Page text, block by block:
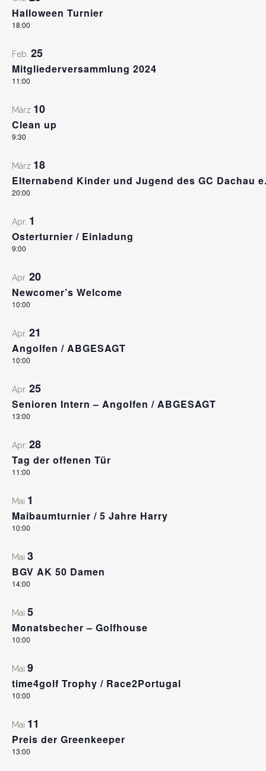
Halloween Turnier
18:00
Feb. 25
Mitgliederversammlung 2024
11:00
März 10
Clean up
9:30
März 18
Elternabend Kinder und Jugend des GC Dachau
20:00
Apr. 1
Osterturnier / Einladung
9:00
Apr. 20
Newcomer’s Welcome
10:00
Apr. 21
Angolfen / ABGESAGT
10:00
Apr. 25
Senioren Intern – Angolfen / ABGESAGT
13:00
Apr. 28
Tag der offenen Tür
11:00
Mai 1
Maibaumturnier / 5 Jahre Harry
10:00
Mai 3
BGV AK 50 Damen
14:00
Mai 5
Monatsbecher – Golfhouse
10:00
Mai 9
time4golf Trophy / Race2Portugal
10:00
Mai 11
Preis der Greenkeeper
13:00